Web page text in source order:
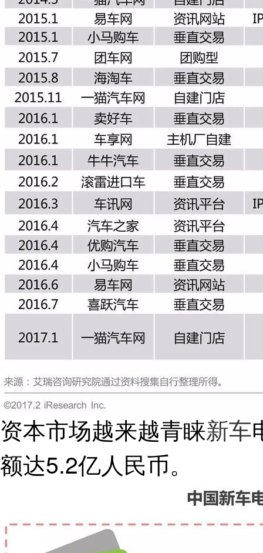
资本市场越来越青睐新车
额达5.2亿人民币。